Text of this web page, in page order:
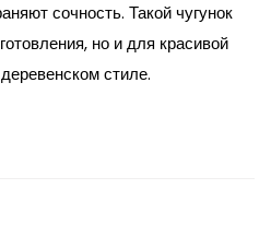
сочность. Такой чугунок
но и для красивой
стиле.